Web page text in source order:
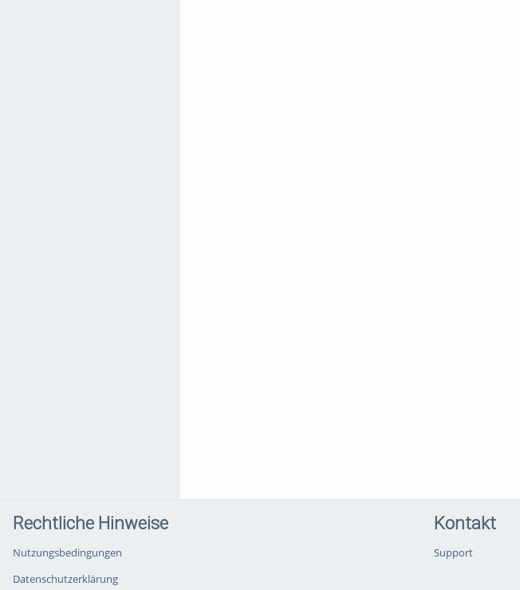
Rechtliche Hinweise
Nutzungsbedingungen
Datenschutzerklärung
Kontakt
Support